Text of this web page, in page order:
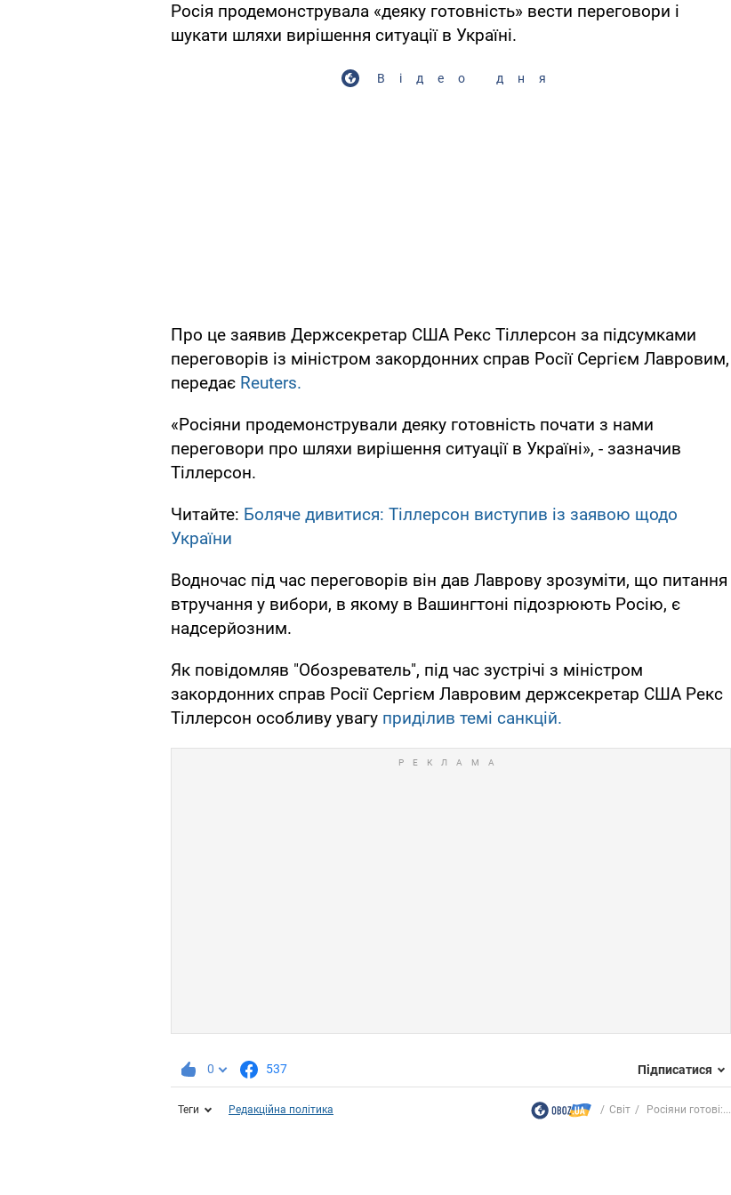
Росія продемонструвала «деяку готовність» вести переговори і
шукати шляхи вирішення ситуації в Україні.
Відео дня
Про це заявив Держсекретар США Рекс Тіллерсон за підсумками
переговорів із міністром закордонних справ Росії Сергієм Лавровим,
передає Reuters.
«Росіяни продемонстрували деяку готовність почати з нами
переговори про шляхи вирішення ситуації в Україні», - зазначив
Тіллерсон.
Читайте: Боляче дивитися: Тіллерсон виступив із заявою щодо
України
Водночас під час переговорів він дав Лаврову зрозуміти, що питання
втручання у вибори, в якому в Вашингтоні підозрюють Росію, є
надсерйозним.
Як повідомляв "Обозреватель", під час зустрічі з міністром
закордонних справ Росії Сергієм Лавровим держсекретар США Рекс
Тіллерсон особливу увагу приділив темі санкцій.
0 537 Підписатися
Теги Редакційна політика Світ Росіяни готові:...